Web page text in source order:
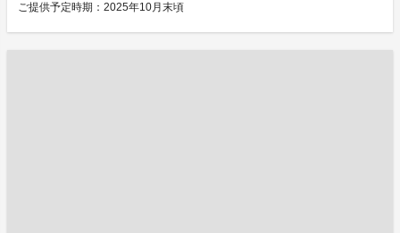
ご提供予定時期：2025年10月末頃